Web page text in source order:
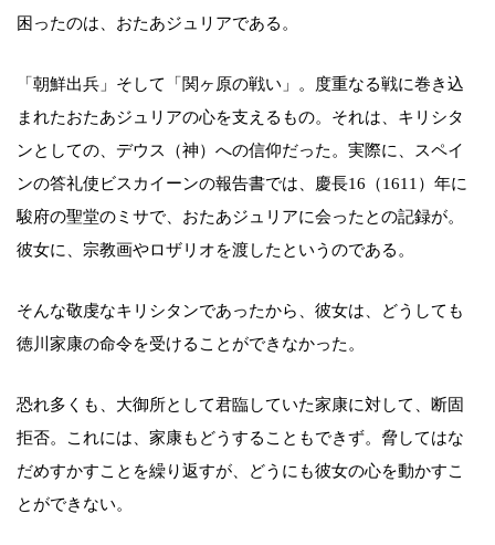
困ったのは、おたあジュリアである。
「朝鮮出兵」そして「関ヶ原の戦い」。度重なる戦に巻き込
まれたおたあジュリアの心を支えるもの。それは、キリシタ
ンとしての、デウス（神）への信仰だった。実際に、スペイ
ンの答礼使ビスカイーンの報告書では、慶長16（1611）年に
駿府の聖堂のミサで、おたあジュリアに会ったとの記録が。
彼女に、宗教画やロザリオを渡したというのである。
そんな敬虔なキリシタンであったから、彼女は、どうしても
徳川家康の命令を受けることができなかった。
恐れ多くも、大御所として君臨していた家康に対して、断固
拒否。これには、家康もどうすることもできず。脅してはな
だめすかすことを繰り返すが、どうにも彼女の心を動かすこ
とができない。